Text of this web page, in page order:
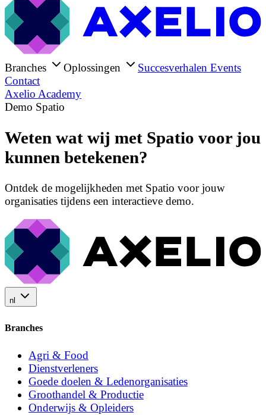
Branches Oplossingen Succesverhalen Events
Contact
Axelio Academy
Demo Spatio
Weten wat wij met Spatio voor jou
kunnen betekenen?
Ontdek de mogelijkheden met Spatio voor jouw
organisaties tijdens een interactieve demo.
nl
Branches
Agri & Food
Dienstverleners
Goede doelen & Ledenorganisaties
Groothandel & Productie
Onderwijs & Opleiders